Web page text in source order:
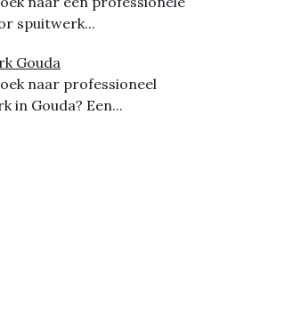
spuitwerk...
Gouda
naar professioneel
in Gouda? Een...